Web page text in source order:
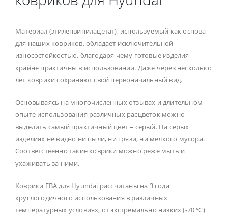
Материал (этиленвинилацетат), используемый как основа
для наших ковриков, обладает исключительной
износостойкостью, благодаря чему готовые изделия
крайне практичны в использовании. Даже через несколько
лет коврики сохраняют свой первоначальный вид.
Основываясь на многочисленных отзывах и длительном
опыте использования различных расцветок можно
выделить самый практичный цвет – серый. На серых
изделиях не видно ни пыли, ни грязи, ни мелкого мусора.
Соответственно такие коврики можно реже мыть и
ухаживать за ними.
Коврики ЕВА для Hyundai рассчитаны на 3 года
круглогодичного использования в различных
температурных условиях, от экстремально низких (-70 ℃)